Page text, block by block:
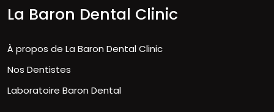
La Baron Dental Clinic
À propos de La Baron Dental Clinic
Nos Dentistes
Laboratoire Baron Dental